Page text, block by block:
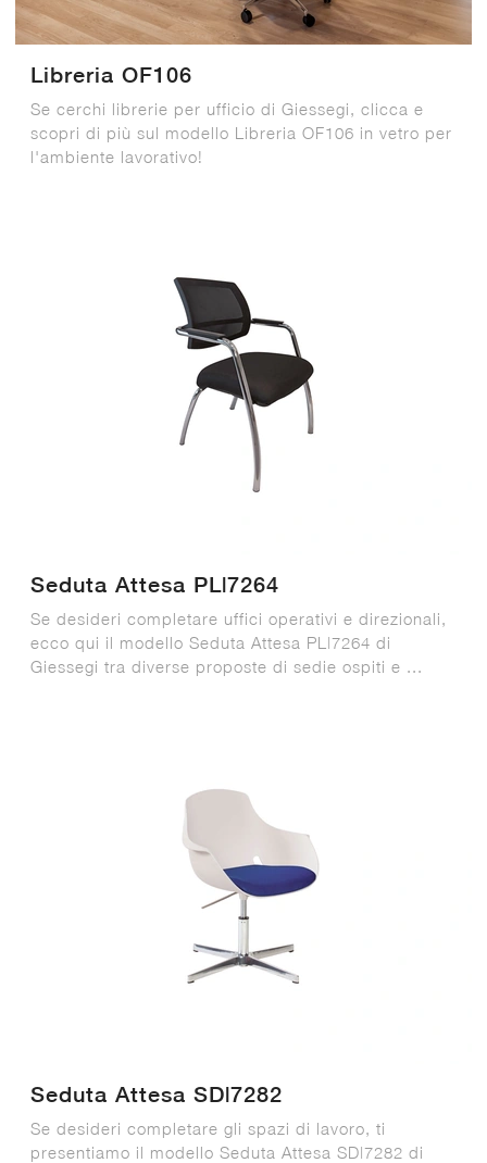
Libreria OF106
Se cerchi librerie per ufficio di Giessegi, clicca e
scopri di più sul modello Libreria OF106 in vetro per
l'ambiente lavorativo!
Seduta Attesa PL|7264
Se desideri completare uffici operativi e direzionali,
ecco qui il modello Seduta Attesa PL|7264 di
Giessegi tra diverse proposte di sedie ospiti e ...
Seduta Attesa SD|7282
Se desideri completare gli spazi di lavoro, ti
presentiamo il modello Seduta Attesa SD|7282 di